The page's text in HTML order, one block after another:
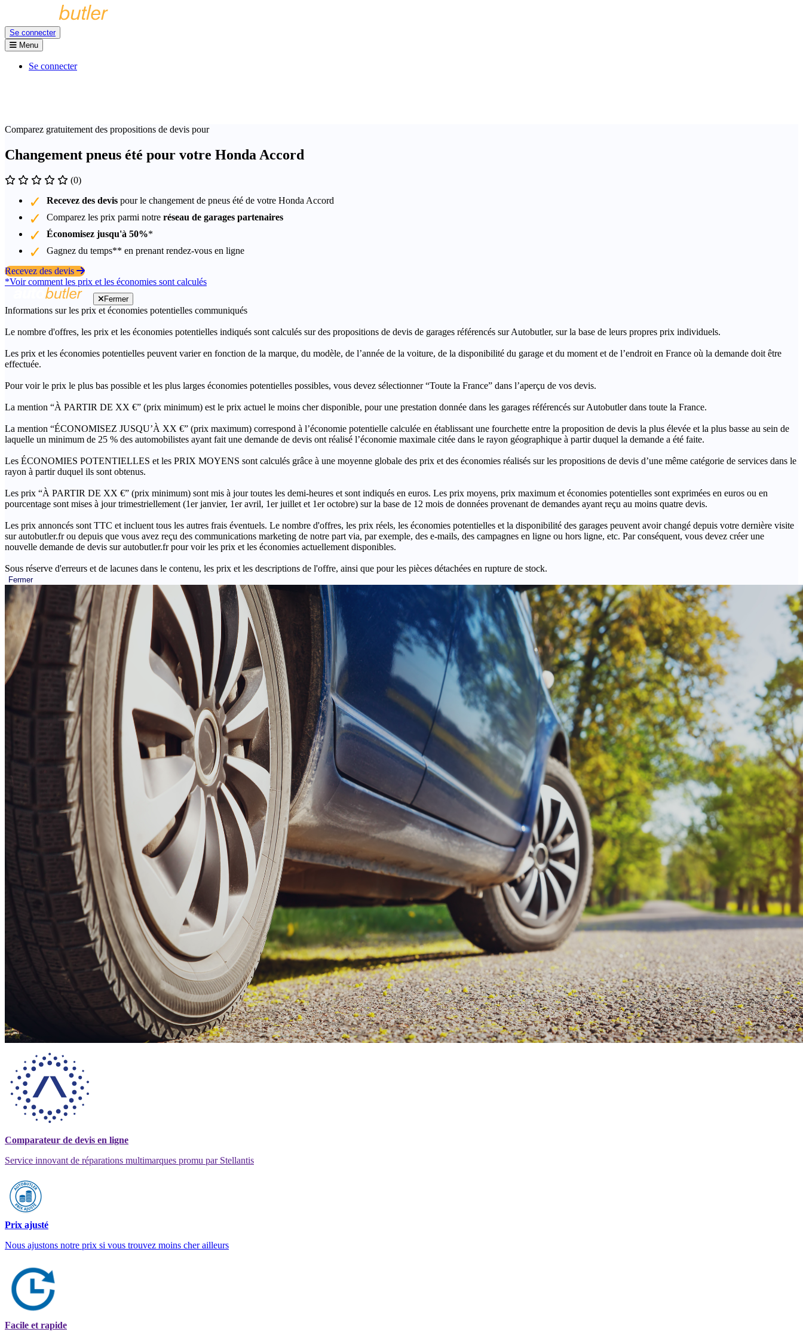
Se connecter
Menu
Se connecter
Comparez gratuitement des propositions de devis pour
Changement pneus été pour votre Honda Accord
(0)
Recevez des devis pour le changement de pneus été de votre Honda Accord
Comparez les prix parmi notre réseau de garages partenaires
Économisez jusqu'à 50%*
Gagnez du temps** en prenant rendez-vous en ligne
Recevez des devis
*Voir comment les prix et les économies sont calculés
Fermer
Informations sur les prix et économies potentielles communiqués
Le nombre d'offres, les prix et les économies potentielles indiqués sont calculés sur des propositions de devis de garages référencés sur Autobutler, sur la base de leurs propres prix individuels.
Les prix et les économies potentielles peuvent varier en fonction de la marque, du modèle, de l’année de la voiture, de la disponibilité du garage et du moment et de l’endroit en France où la demande doit être
effectuée.
Pour voir le prix le plus bas possible et les plus larges économies potentielles possibles, vous devez sélectionner “Toute la France” dans l’aperçu de vos devis.
La mention “À PARTIR DE XX €” (prix minimum) est le prix actuel le moins cher disponible, pour une prestation donnée dans les garages référencés sur Autobutler dans toute la France.
La mention “ÉCONOMISEZ JUSQU’À XX €” (prix maximum) correspond à l’économie potentielle calculée en établissant une fourchette entre la proposition de devis la plus élevée et la plus basse au sein de
laquelle un minimum de 25 % des automobilistes ayant fait une demande de devis ont réalisé l’économie maximale citée dans le rayon géographique à partir duquel la demande a été faite.
Les ÉCONOMIES POTENTIELLES et les PRIX MOYENS sont calculés grâce à une moyenne globale des prix et des économies réalisés sur les propositions de devis d’une même catégorie de services dans le
rayon à partir duquel ils sont obtenus.
Les prix “À PARTIR DE XX €” (prix minimum) sont mis à jour toutes les demi-heures et sont indiqués en euros. Les prix moyens, prix maximum et économies potentielles sont exprimées en euros ou en
pourcentage sont mises à jour trimestriellement (1er janvier, 1er avril, 1er juillet et 1er octobre) sur la base de 12 mois de données provenant de demandes ayant reçu au moins quatre devis.
Les prix annoncés sont TTC et incluent tous les autres frais éventuels. Le nombre d'offres, les prix réels, les économies potentielles et la disponibilité des garages peuvent avoir changé depuis votre dernière visite
sur autobutler.fr ou depuis que vous avez reçu des communications marketing de notre part via, par exemple, des e-mails, des campagnes en ligne ou hors ligne, etc. Par conséquent, vous devez créer une
nouvelle demande de devis sur autobutler.fr pour voir les prix et les économies actuellement disponibles.
Sous réserve d'erreurs et de lacunes dans le contenu, les prix et les descriptions de l'offre, ainsi que pour les pièces détachées en rupture de stock.
Fermer
Comparateur de devis en ligne
Service innovant de réparations multimarques promu par Stellantis
Prix ajusté
Nous ajustons notre prix si vous trouvez moins cher ailleurs
Facile et rapide